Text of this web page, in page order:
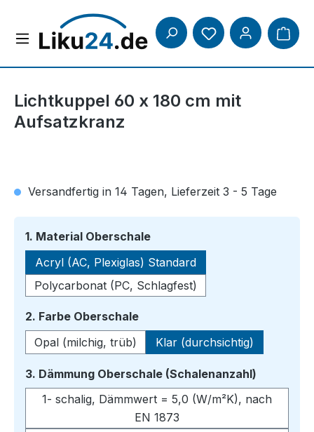
Zum Hauptinhalt springen
Lichtkuppel 60 x 180 cm mit
Aufsatzkranz
Versandfertig in 14 Tagen, Lieferzeit 3 - 5 Tage
1. Material Oberschaleauswählen
Acryl (AC, Plexiglas) Standard
Polycarbonat (PC, Schlagfest)
2. Farbe Oberschaleauswählen
Opal (milchig, trüb)
Klar (durchsichtig)
3. Dämmung Oberschale (Schalenanzahl)
1- schalig, Dämmwert = 5,0 (W/m²K), nach
EN 1873